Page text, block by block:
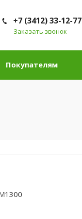
+7 (3412) 33-12-77
Заказать звонок
Покупателям